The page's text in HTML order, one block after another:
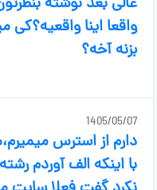
بزنه آخه؟
1405/05/07
دارم از استرس
با اینکه الف آوردم